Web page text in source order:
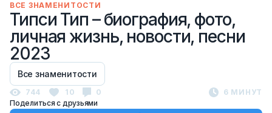
ВСЕ ЗНАМЕНИТОСТИ
Типси Тип – биография, фото,
личная жизнь, новости, песни
2023
Все знаменитости
744 10 0
6 МИНУТ
Поделиться с друзьями